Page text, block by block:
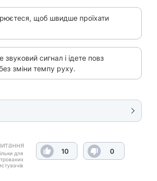
щоб швидше проїхати
звуковий сигнал і ідете повз
зміни темпу руху.
для
10 0